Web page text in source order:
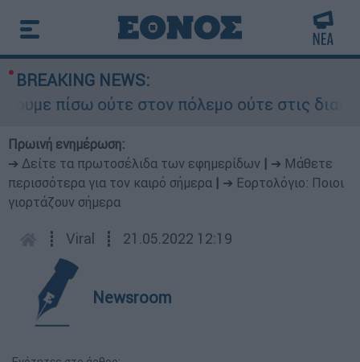
BREAKING NEWS:
πίσω ούτε στον πόλεμο ούτε στις
Πρωινή ενημέρωση:
➔ Δείτε τα πρωτοσέλιδα των εφημερίδων
➔ Μάθετε
περισσότερα για τον καιρό σήμερα
➔ Εορτολόγιο: Ποιοι
γιορτάζουν σήμερα
┋ Viral ┋ 21.05.2022 12:19
Newsroom